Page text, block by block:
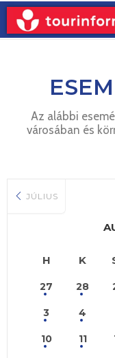
Az alábbi
városában és
JÚLIUS
H K
27 28
3 4
10 11